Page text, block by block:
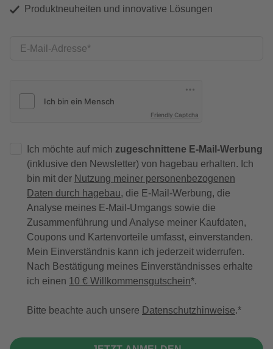
Produktneuheiten und innovative Lösungen
E-Mail-Adresse
Friendly Captcha
Ich möchte auf mich zugeschnittene E-Mail-Werbung
(inklusive den Newsletter) von hagebau erhalten. Ich
bin mit der Nutzung meiner personenbezogenen
Daten durch hagebau, die E-Mail-Werbung, die
Analyse meines E-Mail-Umgangs sowie die
Zusammenführung und Analyse meiner Kaufdaten,
Coupons und Kartenvorteile umfasst, einverstanden.
Mein Einverständnis kann ich jederzeit widerrufen.
Nach Bestätigung meines Einverständnisses erhalte
ich einen 10 € Willkommensgutschein*.
Bitte beachte auch unsere Datenschutzhinweise.